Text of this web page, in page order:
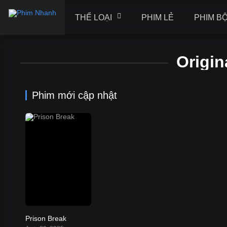
THỂ LOẠI PHIM LẺ PHIM
Phim mới cập nhật
Prison Break